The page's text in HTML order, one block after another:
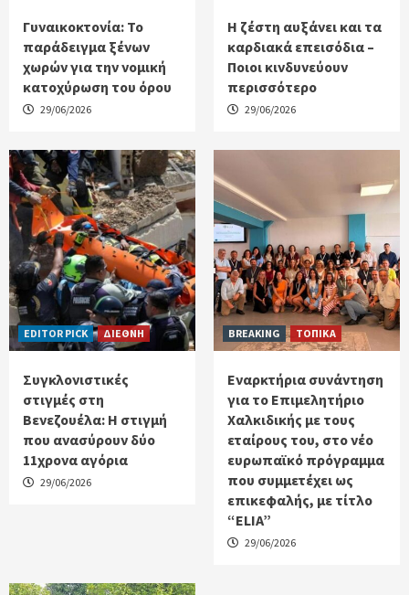
Γυναικοκτονία: Το
παράδειγμα ξένων
χωρών για την νομική
κατοχύρωση του όρου
29/06/2026
Η ζέστη αυξάνει και τα
καρδιακά επεισόδια –
Ποιοι κινδυνεύουν
περισσότερο
29/06/2026
EDITOR PICK ΔΙΕΘΝΗ
Συγκλονιστικές
στιγμές στη
Βενεζουέλα: Η στιγμή
που ανασύρουν δύο
11χρονα αγόρια
29/06/2026
BREAKING ΤΟΠΙΚΑ
Εναρκτήρια συνάντηση
για το Επιμελητήριο
Χαλκιδικής με τους
εταίρους του, στο νέο
ευρωπαϊκό πρόγραμμα
που συμμετέχει ως
επικεφαλής, με τίτλο
“ELIA”
29/06/2026